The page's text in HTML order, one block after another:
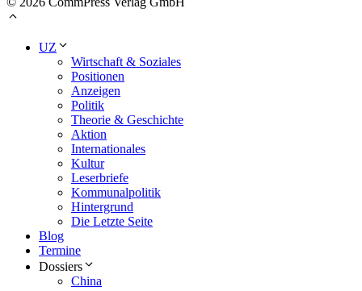
UZ
Wirtschaft & Soziales
Positionen
Anzeigen
Politik
Theorie & Geschichte
Aktion
Internationales
Kultur
Leserbriefe
Kommunalpolitik
Hintergrund
Die Letzte Seite
Blog
Termine
Dossiers
China